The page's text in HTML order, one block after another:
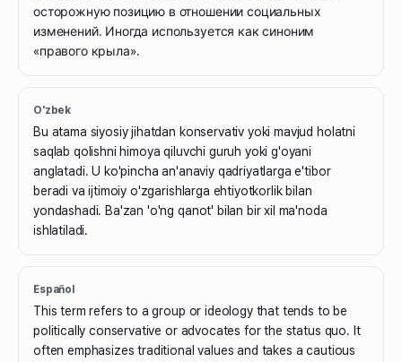
осторожную позицию в отношении социальных
изменений. Иногда используется как синоним
«правого крыла».
O'zbek
Bu atama siyosiy jihatdan konservativ yoki mavjud holatni
saqlab qolishni himoya qiluvchi guruh yoki g'oyani
anglatadi. U ko'pincha an'anaviy qadriyatlarga e'tibor
beradi va ijtimoiy o'zgarishlarga ehtiyotkorlik bilan
yondashadi. Ba'zan 'o'ng qanot' bilan bir xil ma'noda
ishlatiladi.
Español
This term refers to a group or ideology that tends to be
politically conservative or advocates for the status quo. It
often emphasizes traditional values and takes a cautious